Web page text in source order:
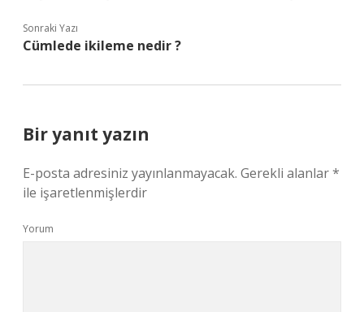
Sonraki Yazı
Cümlede ikileme nedir ?
Bir yanıt yazın
E-posta adresiniz yayınlanmayacak. Gerekli alanlar*
ile işaretlenmişlerdir
Yorum